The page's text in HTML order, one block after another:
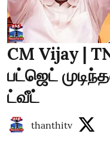
CM Vijay |
பட்ஜெட்
ட்வீட்
thanthitv